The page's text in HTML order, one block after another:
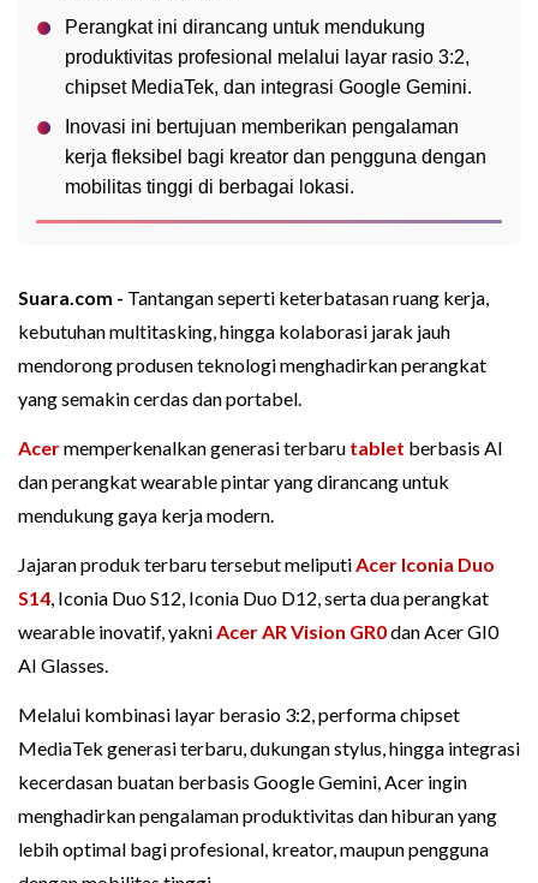
Perangkat ini dirancang untuk mendukung
produktivitas profesional melalui layar rasio 3:2,
chipset MediaTek, dan integrasi Google Gemini.
Inovasi ini bertujuan memberikan pengalaman
kerja fleksibel bagi kreator dan pengguna dengan
mobilitas tinggi di berbagai lokasi.
Suara.com - Tantangan seperti keterbatasan ruang kerja,
kebutuhan multitasking, hingga kolaborasi jarak jauh
mendorong produsen teknologi menghadirkan perangkat
yang semakin cerdas dan portabel.
Acermemperkenalkan generasi terbaru tablet berbasis AI
dan perangkat wearable pintar yang dirancang untuk
mendukung gaya kerja modern.
Jajaran produk terbaru tersebut meliputiAcer Iconia Duo
S14, Iconia Duo S12, Iconia Duo D12, serta dua perangkat
wearable inovatif, yakniAcer AR Vision GR0dan Acer GI0
AI Glasses.
Melalui kombinasi layar berasio 3:2, performa chipset
MediaTek generasi terbaru, dukungan stylus, hingga integrasi
kecerdasan buatan berbasis Google Gemini, Acer ingin
menghadirkan pengalaman produktivitas dan hiburan yang
lebih optimal bagi profesional, kreator, maupun pengguna